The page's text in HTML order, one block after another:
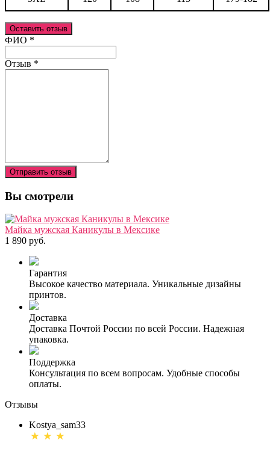
Оставить отзыв
Ваш отзыв был отправлен!
ФИО *
Отзыв *
Отправить отзыв
Вы смотрели
Майка мужская Каникулы в Мексике
1 890 руб.
Гарантия
Высокое качество материала. Уникальные дизайны
принтов.
Доставка
Доставка Почтой России по всей России. Надежная
упаковка.
Поддержка
Консультация по всем вопросам. Удобные способы
оплаты.
Отзывы
Kostya_sam33